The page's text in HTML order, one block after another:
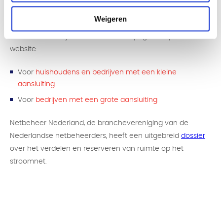
Weigeren
Wil je meer weten over wat deze veranderingen voor jou
website:
Voor huishoudens en bedrijven met een kleine
aansluiting
Voor bedrijven met een grote aansluiting
Netbeheer Nederland, de branchevereniging van de
Nederlandse netbeheerders, heeft een uitgebreid dossier
over het verdelen en reserveren van ruimte op het
stroomnet.